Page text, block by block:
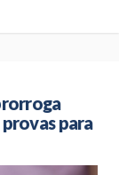
para